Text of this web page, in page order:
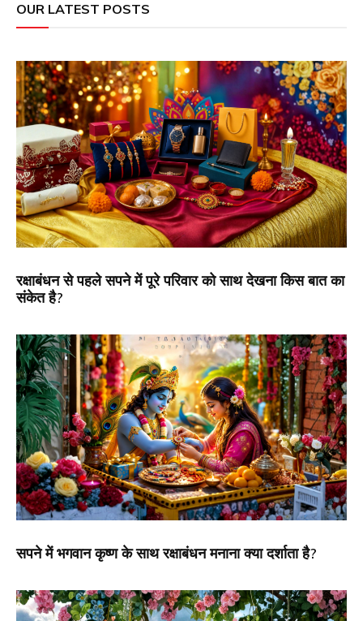
OUR LATEST POSTS
रक्षाबंधन से पहले सपने में पूरे परिवार को साथ देखना किस बात का
संकेत है?
सपने में भगवान कृष्ण के साथ रक्षाबंधन मनाना क्या दर्शाता है?